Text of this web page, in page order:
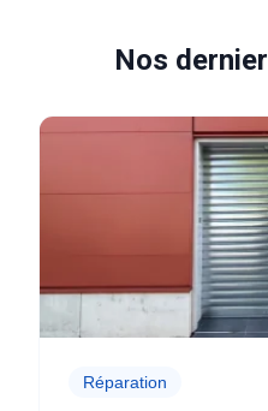
Nos
Réparation